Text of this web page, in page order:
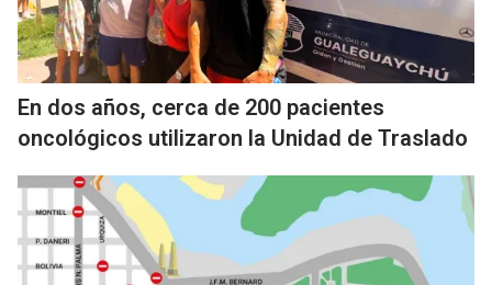
En dos años, cerca de 200 pacientes
oncológicos utilizaron la Unidad de Traslado